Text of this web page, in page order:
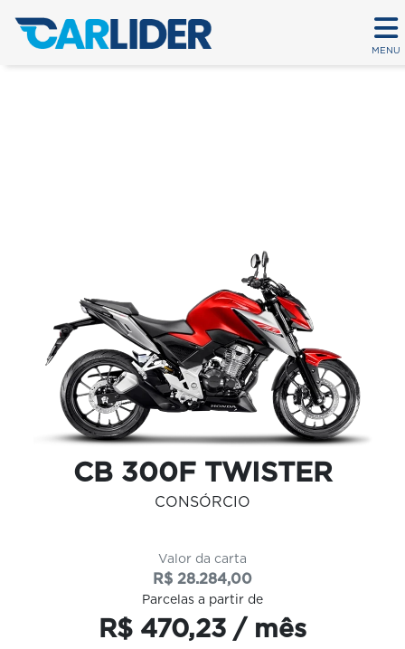
MENU
CB 300F TWISTER
CONSÓRCIO
Valor da carta
R$ 28.284,00
Parcelas a partir de
R$ 470,23 / mês